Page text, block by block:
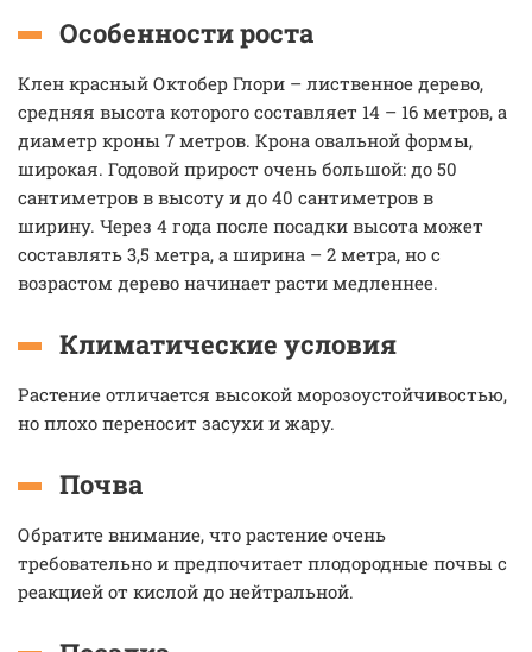
Особенности роста
Клен красный Октобер Глори – лиственное дерево,
средняя высота которого составляет 14 – 16 метров, а
диаметр кроны 7 метров. Крона овальной формы,
широкая. Годовой прирост очень большой: до 50
сантиметров в высоту и до 40 сантиметров в
ширину. Через 4 года после посадки высота может
составлять 3,5 метра, а ширина – 2 метра, но с
возрастом дерево начинает расти медленнее.
Климатические условия
Растение отличается высокой морозоустойчивостью,
но плохо переносит засухи и жару.
Почва
Обратите внимание, что растение очень
требовательно и предпочитает плодородные почвы с
реакцией от кислой до нейтральной.